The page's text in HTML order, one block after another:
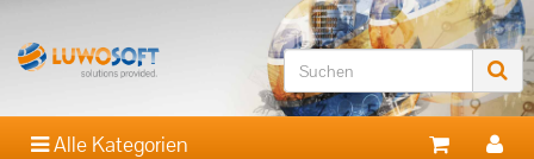
Alle Kategorien